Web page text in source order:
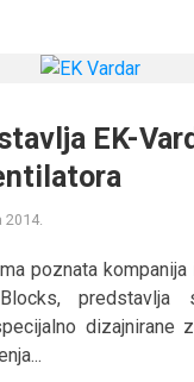
EK-
2014.
poznata kompanija
predstavlja
dizajnirane